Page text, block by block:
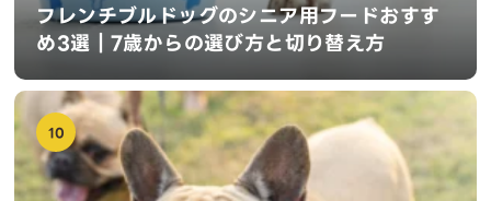
フレンチブルドッグのシニア用フードおすす
め3選｜7歳からの選び方と切り替え方
10